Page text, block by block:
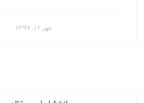
مهر ۱۸, ۱۳۹۸